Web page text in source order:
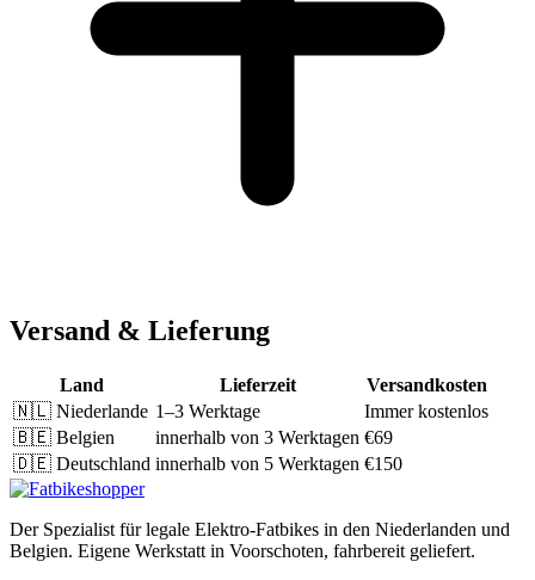
Versand & Lieferung
Land Lieferzeit
Versandkosten
🇳🇱 Niederlande 1–3 Werktage
Immer kostenlos
🇧🇪 Belgien innerhalb von 3 Werktagen €69
🇩🇪 Deutschland innerhalb von 5 Werktagen €150
Der Spezialist für legale Elektro-Fatbikes in den Niederlanden und
Belgien. Eigene Werkstatt in Voorschoten, fahrbereit geliefert.